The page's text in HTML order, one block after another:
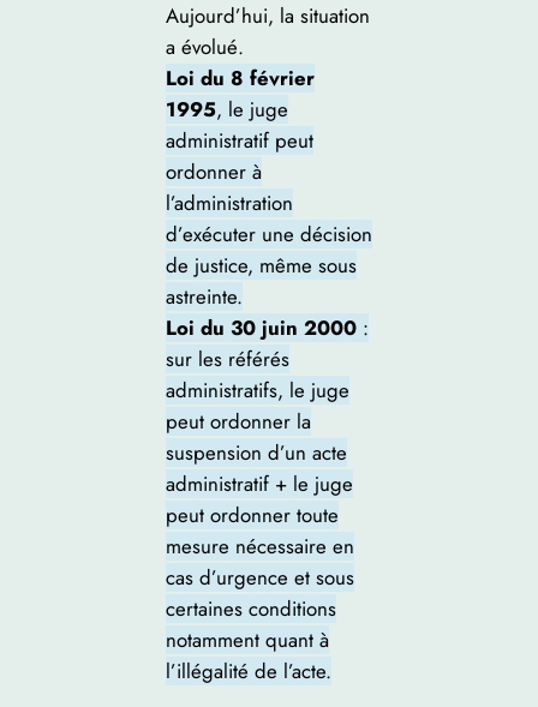
Aujourd’hui, la situation
a évolué.
Loi du 8 février
1995, le juge
administratif peut
ordonner à
l’administration
d’exécuter une décision
de justice, même sous
astreinte.
Loi du 30 juin 2000:
sur les référés
administratifs, le juge
peut ordonner la
suspension d’un acte
administratif + le juge
peut ordonner toute
mesure nécessaire en
cas d’urgence et sous
certaines conditions
notamment quant à
l’illégalité de l’acte.